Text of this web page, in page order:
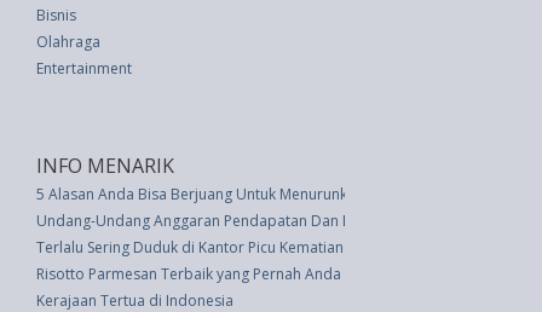
Bisnis
Olahraga
Entertainment
INFO MENARIK
5 Alasan Anda Bisa Berjuang Untuk Menurunkan Berat Badan
Undang-Undang Anggaran Pendapatan Dan Belanja Negara Tahun
Terlalu Sering Duduk di Kantor Picu Kematian Dini
Risotto Parmesan Terbaik yang Pernah Anda Rasakan
Kerajaan Tertua di Indonesia